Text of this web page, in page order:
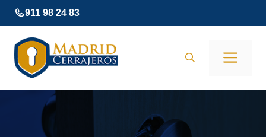
Saltar
al
contenido
911 98 24 83